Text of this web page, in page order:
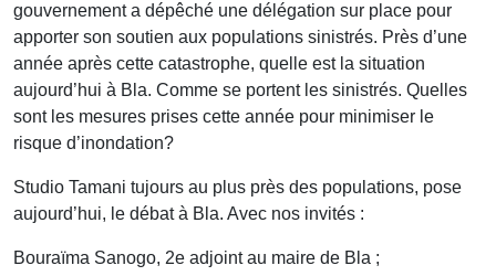
gouvernement a dépêché une délégation sur place pour
apporter son soutien aux populations sinistrés. Près d’une
année après cette catastrophe, quelle est la situation
aujourd’hui à Bla. Comme se portent les sinistrés. Quelles
sont les mesures prises cette année pour minimiser le
risque d’inondation?
Studio Tamani tujours au plus près des populations, pose
aujourd’hui, le débat à Bla. Avec nos invités :
Bouraïma Sanogo, 2e adjoint au maire de Bla ;